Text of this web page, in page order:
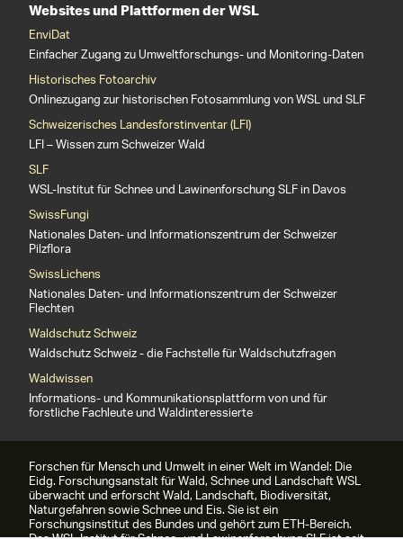
Websites und Plattformen der WSL
EnviDat
Einfacher Zugang zu Umweltforschungs- und Monitoring-Daten
Historisches Fotoarchiv
Onlinezugang zur historischen Fotosammlung von WSL und SLF
Schweizerisches Landesforstinventar (LFI)
LFI – Wissen zum Schweizer Wald
SLF
WSL-Institut für Schnee und Lawinenforschung SLF in Davos
SwissFungi
Nationales Daten- und Informationszentrum der Schweizer
Pilzflora
SwissLichens
Nationales Daten- und Informationszentrum der Schweizer
Flechten
Waldschutz Schweiz
Waldschutz Schweiz - die Fachstelle für Waldschutzfragen
Waldwissen
Informations- und Kommunikationsplattform von und für
forstliche Fachleute und Waldinteressierte
Forschen für Mensch und Umwelt in einer Welt im Wandel: Die
Eidg. Forschungsanstalt für Wald, Schnee und Landschaft WSL
überwacht und erforscht Wald, Landschaft, Biodiversität,
Naturgefahren sowie Schnee und Eis. Sie ist ein
Forschungsinstitut des Bundes und gehört zum ETH-Bereich.